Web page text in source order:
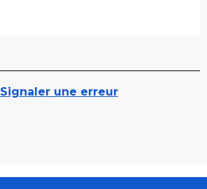
Signaler une erreur